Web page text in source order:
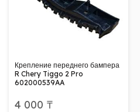
Крепление переднего бампера
R Chery Tiggo 2 Pro
602000539AA
4 000 ₸